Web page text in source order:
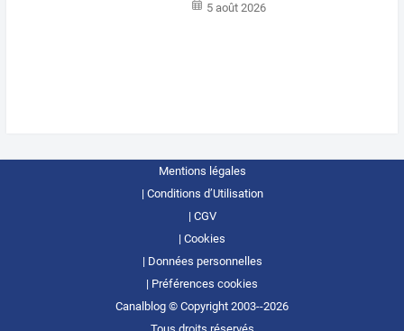
5 août 2026
Mentions légales
Conditions d’Utilisation
CGV
Cookies
Données personnelles
Préférences cookies
Canalblog © Copyright 2003--2026